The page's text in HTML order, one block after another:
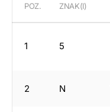
POZ. ZNAK(I)
1 5
2 N